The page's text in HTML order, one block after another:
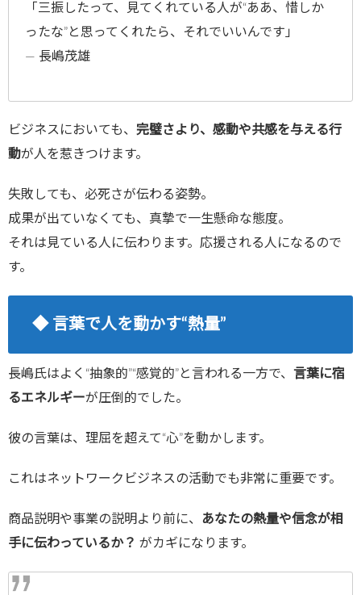
「三振したって、見てくれている人が“ああ、惜しか
ったな”と思ってくれたら、それでいいんです」
― 長嶋茂雄
ビジネスにおいても、 完璧さより、感動や共感を与える行
動が人を惹きつけます。
失敗しても、必死さが伝わる姿勢。
成果が出ていなくても、真摯で一生懸命な態度。
それは見ている人に伝わります。応援される人になるので
す。
◆ 言葉で人を動かす“熱量”
長嶋氏はよく“抽象的”“感覚的”と言われる一方で、 言葉に宿
るエネルギーが圧倒的でした。
彼の言葉は、理屈を超えて“心”を動かします。
これはネットワークビジネスの活動でも非常に重要です。
商品説明や事業の説明より前に、 あなたの熱量や信念が相
手に伝わっているか？ がカギになります。